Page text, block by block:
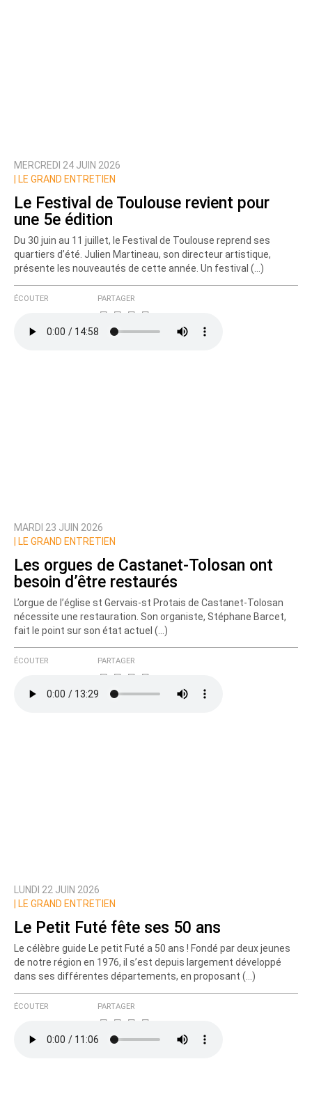
MERCREDI 24 JUIN 2026
LE GRAND ENTRETIEN
Le Festival de Toulouse revient pour
une 5e édition
Du 30 juin au 11 juillet, le Festival de Toulouse reprend ses
quartiers d’été. Julien Martineau, son directeur artistique,
présente les nouveautés de cette année. Un festival (…)
ÉCOUTER PARTAGER
MARDI 23 JUIN 2026
LE GRAND ENTRETIEN
Les orgues de Castanet-Tolosan ont
besoin d’être restaurés
L’orgue de l’église st Gervais-st Protais de Castanet-Tolosan
nécessite une restauration. Son organiste, Stéphane Barcet,
fait le point sur son état actuel (…)
ÉCOUTER PARTAGER
LUNDI 22 JUIN 2026
LE GRAND ENTRETIEN
Le Petit Futé fête ses 50 ans
Le célèbre guide Le petit Futé a 50 ans ! Fondé par deux jeunes
de notre région en 1976, il s’est depuis largement développé
dans ses différentes départements, en proposant (…)
ÉCOUTER PARTAGER